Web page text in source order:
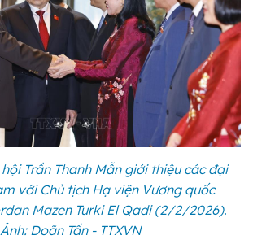
Trần Thanh Mẫn giới thiệu các đại
với Chủ tịch Hạ viện Vương quốc
Mazen Turki El Qadi (2/2/2026).
Ảnh: Doãn Tấn - TTXVN